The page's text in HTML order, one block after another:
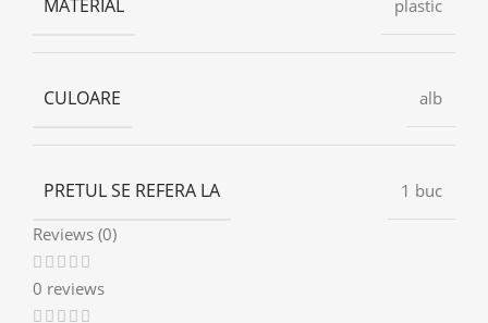
MATERIAL plastic
CULOARE alb
PRETUL SE REFERA LA
1 buc
Reviews (0)
0 reviews